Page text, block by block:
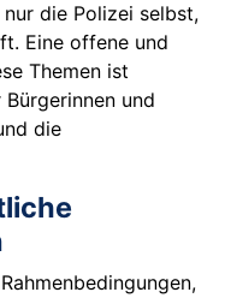
die Polizei selbst,
Eine offene und
Themen ist
und
die